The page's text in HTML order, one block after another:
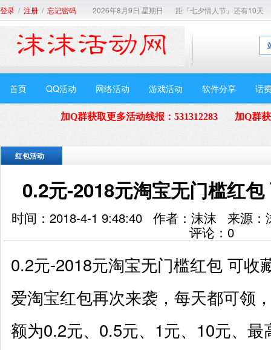
登录 / 注册 / 忘记密码 2026年8月9日 星期日 距『七夕情人节』还有10天
首页 QQ活动 网络活动 游戏活动 软件分享 话
加Q群获取更多活动线报 ： 531312283 加Q群
红包活动
0.2元-2018元淘宝无门槛红
时间：2018-4-1 9:48:40 作者：沫沫 来源
评论： 0
0.2元-2018元淘宝无门槛红包 可收
爱淘宝红包再次来袭，每天都可领
额为0.2元、0.5元、1元、10元、